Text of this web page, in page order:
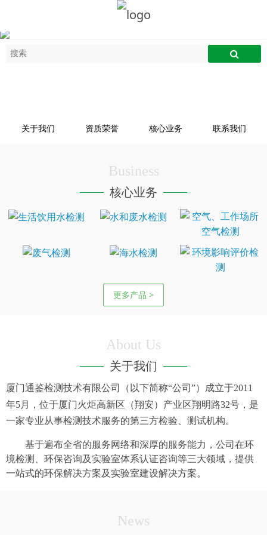
关于我们 资质荣誉 核心业务 联系我们
Business
核心业务
更多产品 >
About Us
关于我们
厦门通鉴检测技术有限公司（以下简称“公司”）成立于2011
年5月，位于厦门火炬高新区（翔安）产业区翔明路32号，是
一家专业从事检测技术服务的第三方检验、测试机构。
基于遍布全省的服务网络和深厚的服务能力，公司在环
境检测、环保咨询及实验室体系认证咨询等三大领域，提供
一站式的环保解决方案及实验室建设解决方案。
News